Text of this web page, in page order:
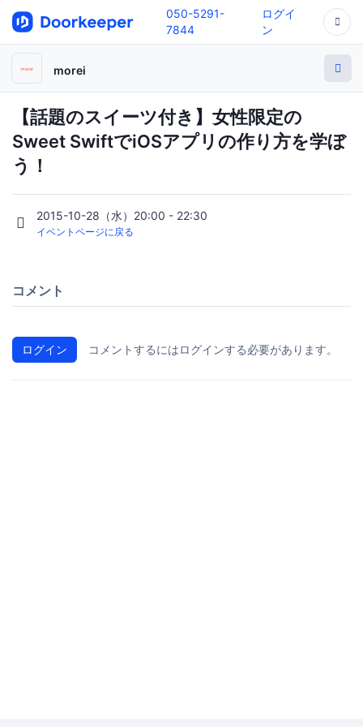
050-5291-
7844
ログイ
ン
morei
【話題のスイーツ付き】女性限定の
Sweet SwiftでiOSアプリの作り方を学ぼ
う！
2015-10-28（水）20:00 - 22:30
イベントページに戻る
コメント
ログイン コメントするにはログインする必要があります。